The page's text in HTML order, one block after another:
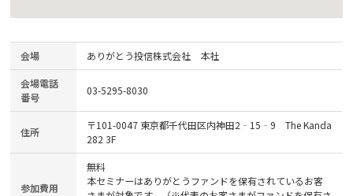
会場 ありがとう投信株式会社 本社
会場電話
番号
03-5295-8030
住所
〒101-0047 東京都千代田区内神田2‐15‐9 The Kanda
282 3F
参加費用
無料
本セミナーはありがとうファンドを保有されているお客